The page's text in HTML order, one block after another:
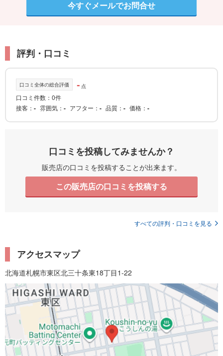
今すぐメールでお問合せ
評判・口コミ
口コミ全体の総合評価 - 点
口コミ件数：0件
接客
- 雰囲気 - アフター - 品質 - 価格 -
口コミを投稿してみませんか？
販売店の口コミを投稿することが出来ます。
この販売店の口コミを投稿する
すべての評判・口コミを見る
アクセスマップ
北海道札幌市東区北三十条東18丁目1-22